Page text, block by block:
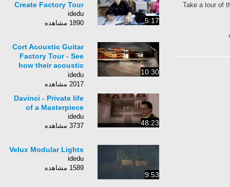
Take a tour of
5:17
Create Factory Tour
idedu
1890 مشاهده
10:30
Cort Acoustic Guitar
Factory Tour - See
how their acoustic
guitars are made
idedu
2017 مشاهده
48:23
Davinci - Private life
of a Masterpiece
idedu
3737 مشاهده
9:53
Velux Modular Lights
idedu
1589 مشاهده